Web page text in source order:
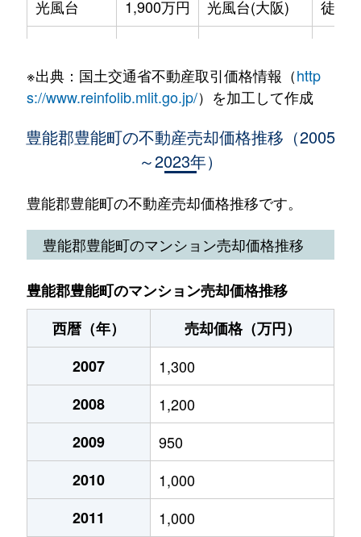
光風台
1,900万円 光風台(大阪)
徒歩
光風台
500万円 ときわ台(大阪)
徒歩
500万円 ときわ台(大阪)
新光風台
1,800万円 光風台(大阪)
新光風台
1,700万円 光風台(大阪)
ときわ台
880万円 ときわ台(大阪)
徒歩
ときわ台
1,700万円 ときわ台(大阪)
徒歩
ときわ台
ときわ台
2,500万円
ときわ台
530万円
※出典：国土交通省不動産取引価格情報（http
s://www.reinfolib.mlit.go.jp/）を加工して作成
豊能郡豊能町の不動産売却価格推移（2005
～2023年）
豊能郡豊能町の不動産売却価格推移です。
豊能郡豊能町のマンション売却価格推移
豊能郡豊能町のマンション売却価格推移
西暦（年）
売却価格（万円）
2007
1,300
2008
1,200
2009
950
2010
1,000
2011
1,000